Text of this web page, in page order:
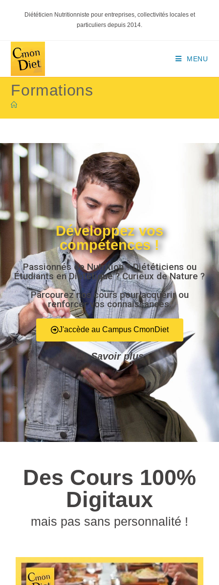
Diététicien Nutritionniste pour entreprises, collectivités locales et
particuliers depuis 2014.
MENU
Formations
Développez vos
compétences !
Passionnés de Nutrition ? Diététiciens ou
Étudiants en Diététique ? Curieux de Nature ?
Parcourez nos cours pour acquérir ou
renforcer vos connaissances.
J'accède au Campus CmonDiet
En Savoir plus
Des Cours 100%
Digitaux
mais pas sans personnalité !